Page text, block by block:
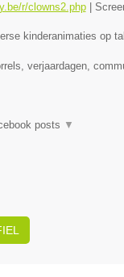
r/clowns2.php|
kinderanimaties op
verjaardagen,
posts ▼